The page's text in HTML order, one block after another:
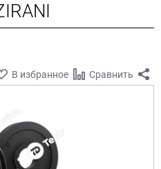
В избранное Сравнить